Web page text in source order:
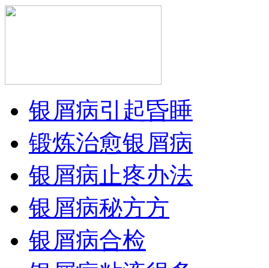
银屑病引起昏睡
锻炼治愈银屑病
银屑病止疼办法
银屑病秘方方
银屑病合检